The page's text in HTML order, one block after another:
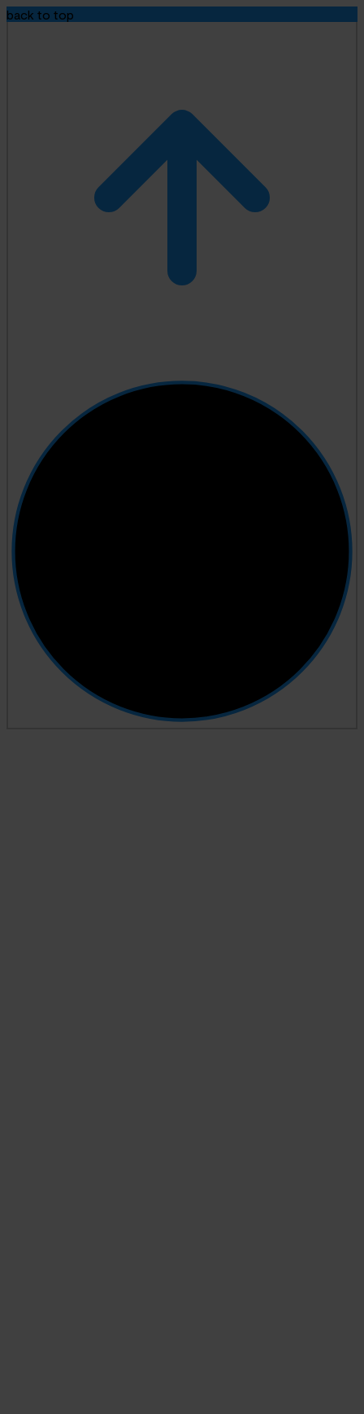
back to top